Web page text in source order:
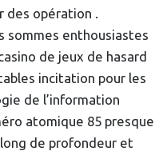
opération .
sommes enthousiastes
de jeux de hasard
incitation pour les
de l’information
atomique 85 presque
de profondeur et